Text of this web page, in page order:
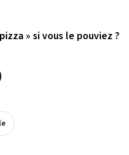
» si vous le pouviez ?